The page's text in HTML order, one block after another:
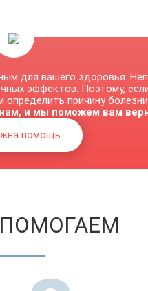
для вашего здоровья.
эффектов. Поэтому,
причину
и мы поможем вам
помощь